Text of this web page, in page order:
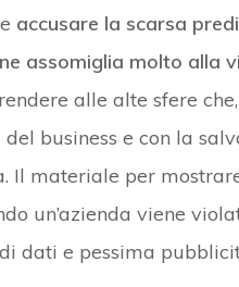
accusare la scarsa
assomiglia molto alla
alle alte sfere
business e con la
Il materiale per
un’azienda viene
dati e pessima